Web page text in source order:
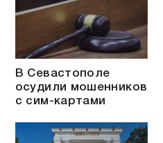
В Севастополе
осудили мошенников
с сим-картами